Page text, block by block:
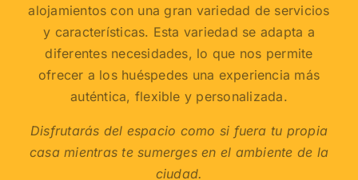
alojamientos con una gran variedad de servicios
y características. Esta variedad se adapta a
diferentes necesidades, lo que nos permite
ofrecer a los huéspedes una experiencia más
auténtica, flexible y personalizada.
Disfrutarás del espacio como si fuera tu propia
casa mientras te sumerges en el ambiente de la
ciudad.